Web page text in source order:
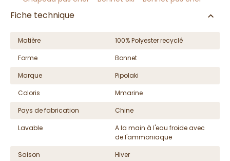
Fiche technique
Matière
100% Polyester recyclé
Forme
Bonnet
Marque
Pipolaki
Coloris
Mmarine
Pays de fabrication
Chine
Lavable
A la main à l'eau froide avec
de l'ammoniaque
Saison
Hiver